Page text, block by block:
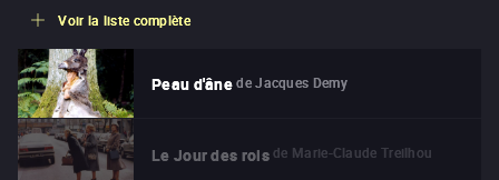
Voir la liste complète
Peau d'âne de Jacques Demy
Le Jour des rois de Marie-Claude Treilhou